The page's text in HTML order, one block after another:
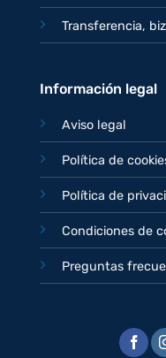
Transferencia,
Información legal
Aviso legal
Política de
Política de
Condiciones de
Preguntas